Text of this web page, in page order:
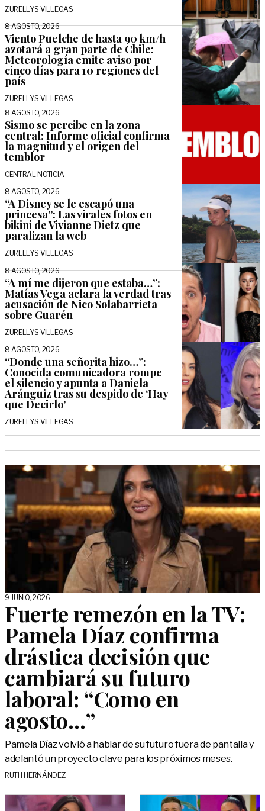
ZURELLYS VILLEGAS
8 AGOSTO, 2026
Viento Puelche de hasta 90 km/h
azotará a gran parte de Chile:
Meteorología emite aviso por
cinco días para 10 regiones del
país
ZURELLYS VILLEGAS
8 AGOSTO, 2026
Sismo se percibe en la zona
central: Informe oficial confirma
la magnitud y el origen del
temblor
CENTRAL NOTICIA
8 AGOSTO, 2026
“A Disney se le escapó una
princesa”: Las virales fotos en
bikini de Vivianne Dietz que
paralizan la web
ZURELLYS VILLEGAS
8 AGOSTO, 2026
“A mí me dijeron que estaba…”:
Matías Vega aclara la verdad tras
acusación de Nico Solabarrieta
sobre Guarén
ZURELLYS VILLEGAS
8 AGOSTO, 2026
“Donde una señorita hizo…”:
Conocida comunicadora rompe
el silencio y apunta a Daniela
Aránguiz tras su despido de ‘Hay
que Decirlo’
ZURELLYS VILLEGAS
9 JUNIO, 2026
Fuerte remezón en la TV:
Pamela Díaz confirma
drástica decisión que
cambiará su futuro
laboral: “Como en
agosto…”
Pamela Díaz volvió a hablar de su futuro fuera de pantalla y
adelantó un proyecto clave para los próximos meses.
RUTH HERNÁNDEZ